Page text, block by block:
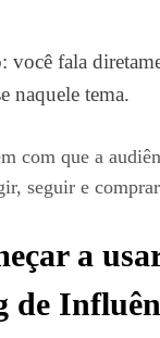
: você fala
naquele tema.
com que a
seguir e
a
de